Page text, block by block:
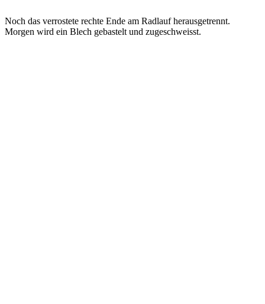
Noch das verrostete rechte Ende am Radlauf herausgetrennt.
Morgen wird ein Blech gebastelt und zugeschweisst.